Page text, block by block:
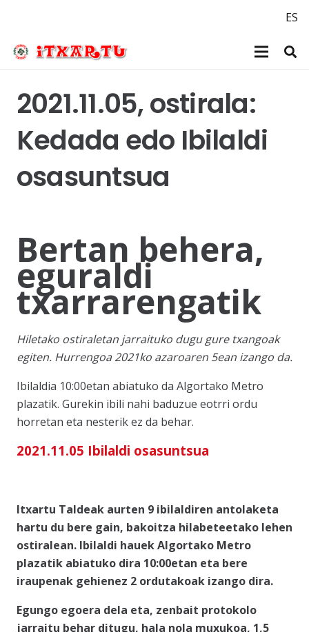
ES
2021.11.05, ostirala:
Kedada edo Ibilaldi
osasuntsua
Bertan behera,
eguraldi
txarrarengatik
Hiletako ostiraletan jarraituko dugu gure txangoak
egiten. Hurrengoa 2021ko azaroaren 5ean izango da.
Ibilaldia 10:00etan abiatuko da Algortako Metro
plazatik. Gurekin ibili nahi baduzue eotrri ordu
horretan eta nesterik ez da behar.
2021.11.05 Ibilaldi osasuntsua
Itxartu Taldeak aurten 9 ibilaldiren antolaketa
hartu du bere gain, bakoitza hilabeteetako lehen
ostiralean. Ibilaldi hauek Algortako Metro
plazatik abiatuko dira 10:00etan eta bere
iraupenak gehienez 2 ordutakoak izango dira.
Egungo egoera dela eta, zenbait protokolo
jarraitu behar ditugu, hala nola muxukoa, 1,5